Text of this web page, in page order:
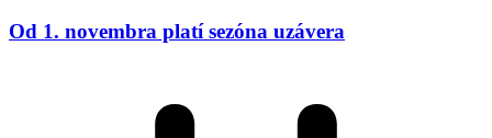
Od 1. novembra platí sezóna uzávera